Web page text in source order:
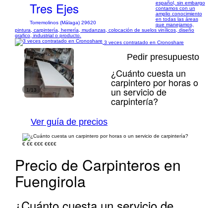
Tres Ejes
Torremolinos (Málaga) 29620
español, sin embargo
contamos con un
amplio conocimiento
en todas las áreas
que manejamos,
pintura, carpintería, herrería, mudanzas, colocación de suelos vinílicos, diseño
grafico, industrial o producto.
3 veces contratado en Cronoshare
1/13
Pedir presupuesto
¿Cuánto cuesta un
carpintero por horas o
un servicio de
carpintería?
Ver guía de precios
€ €€ €€€ €€€€
Precio de Carpinteros en
Fuengirola